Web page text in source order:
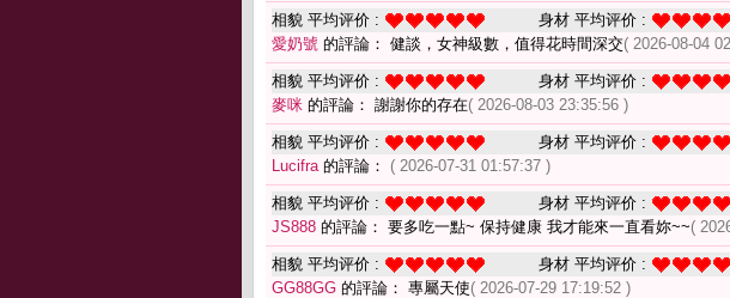
相貌 平均评价 : 身材 平均评价 :
愛奶號 的評論： 健談，女神級數，值得花時間深交( 2026-08-04
相貌 平均评价 : 身材 平均评价 :
麥咪 的評論： 謝謝你的存在( 2026-08-03 23:35:56 )
相貌 平均评价 : 身材 平均评价 :
Lucifra的評論： ( 2026-07-31 01:57:37 )
相貌 平均评价 : 身材 平均评价 :
JS888 的評論： 要多吃一點~ 保持健康 我才能來一直看妳~~(
相貌 平均评价 : 身材 平均评价 :
GG88GG 的評論： 專屬天使( 2026-07-29 17:19:52 )